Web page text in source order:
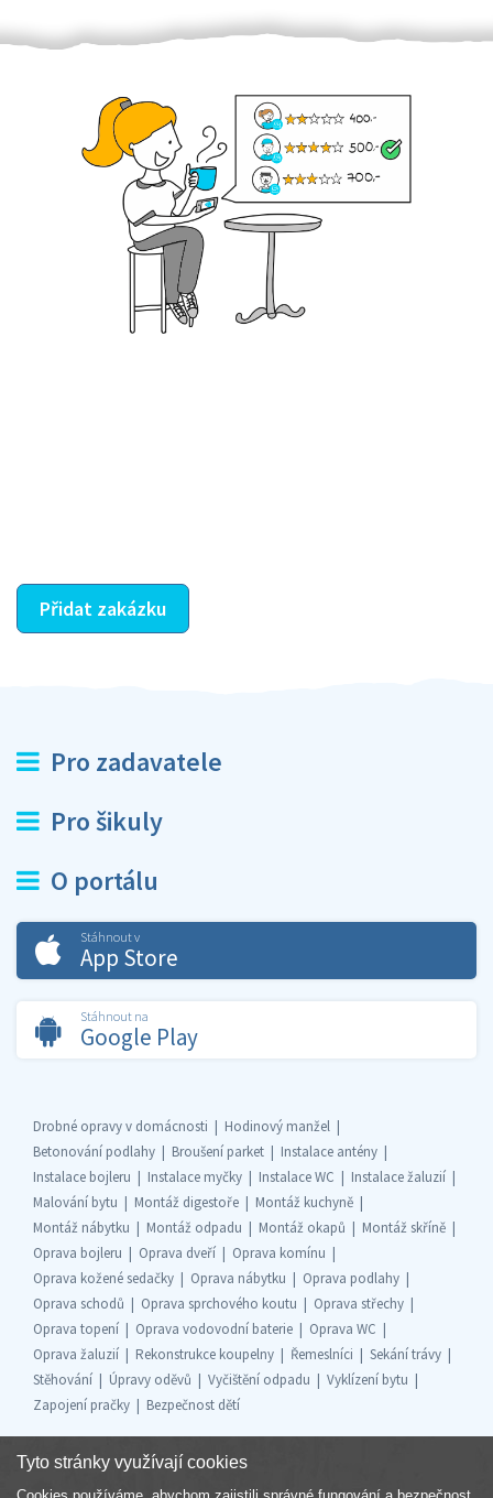
Přidat zakázku
Pro zadavatele
Pro šikuly
O portálu
Stáhnout v
App Store
Stáhnout na
Google Play
Drobné opravy v domácnosti
Hodinový manžel
Betonování podlahy
Broušení parket
Instalace antény
Instalace bojleru
Instalace myčky Instalace WC
Instalace žaluzií
Malování bytu
Montáž digestoře
Montáž kuchyně
Montáž nábytku
Montáž odpadu Montáž okapů
Montáž skříně
Oprava bojleru
Oprava dveří
Oprava komínu
Oprava kožené sedačky
Oprava nábytku
Oprava podlahy
Oprava schodů
Oprava sprchového koutu
Oprava střechy
Oprava topení
Oprava vodovodní baterie
Oprava WC
Oprava žaluzií
Rekonstrukce koupelny Řemeslníci
Sekání trávy
Stěhování
Úpravy oděvů Vyčištění odpadu
Vyklízení bytu
Zapojení pračky
Bezpečnost dětí
Tyto stránky využívají cookies